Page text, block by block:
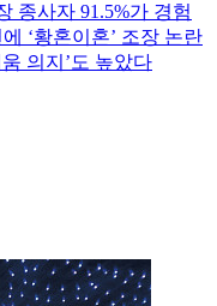
종사자 91.5%가 경험
‘황혼이혼’ 조장 논란
의지’도 높았다